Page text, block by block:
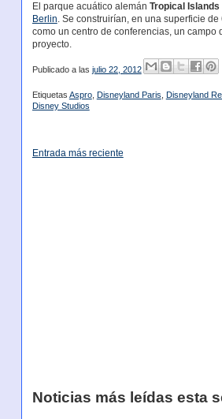
El parque acuático alemán Tropical Islands
Berlin. Se construirían, en una superficie
como un centro de conferencias, un
proyecto.
Publicado a las julio 22, 2012
Etiquetas Aspro, Disneyland Paris Disneyland
Disney Studios
Entrada más reciente
Noticias más leídas esta